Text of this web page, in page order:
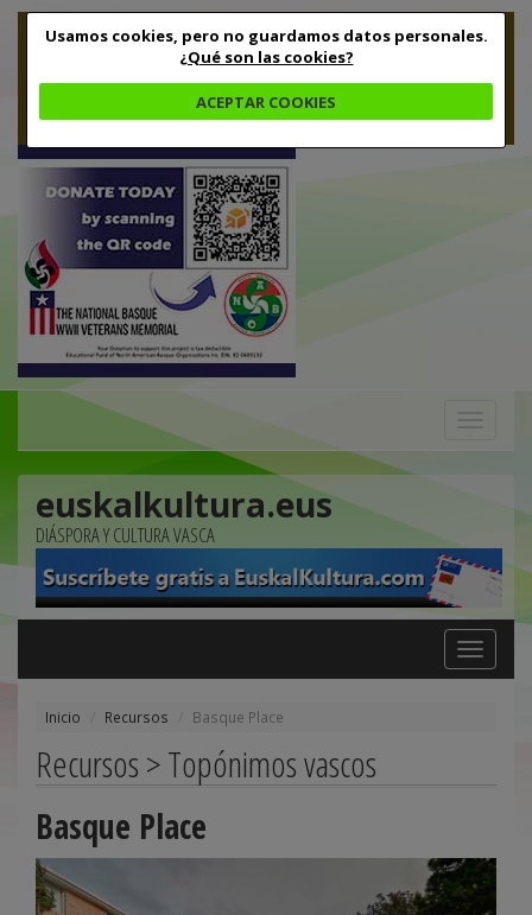
Usamos cookies, pero no guardamos datos personales.
¿Qué son las cookies?
ACEPTAR COOKIES
euskalkultura.eus
DIÁSPORA Y CULTURA VASCA
Toggle
navigation
Inicio Recursos Basque Place
Recursos > Topónimos vascos
Basque Place